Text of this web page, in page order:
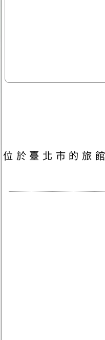
位於臺北市的旅館